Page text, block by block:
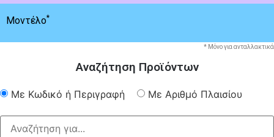
Μοντέλο*
* Μόνο για ανταλλακτικά
Αναζήτηση Προϊόντων
Με Κωδικό ή Περιγραφή Με Αριθμό Πλαισίου